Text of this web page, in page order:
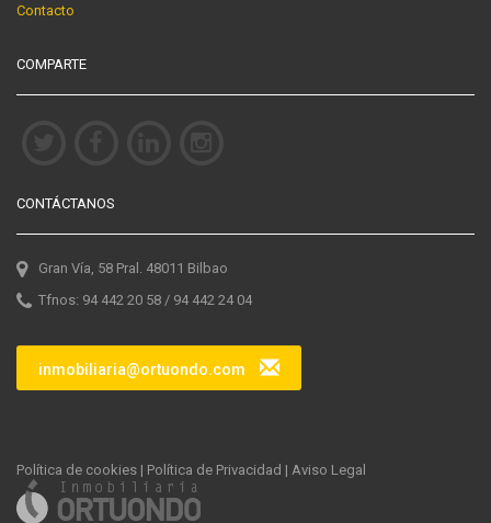
Contacto
COMPARTE
CONTÁCTANOS
Gran Vía, 58 Pral. 48011 Bilbao
Tfnos: 94 442 20 58 / 94 442 24 04
inmobiliaria@ortuondo.com
Política de cookies | Política de Privacidad | Aviso Legal